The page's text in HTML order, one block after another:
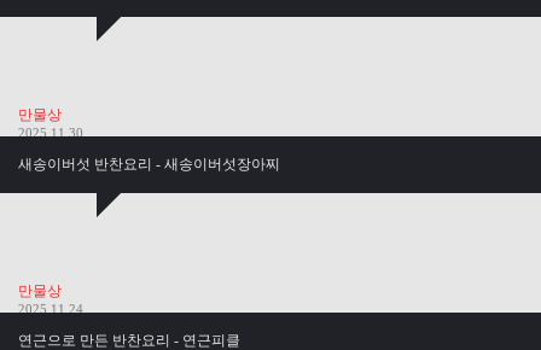
만물상
2025.11.30
새송이버섯 반찬요리 - 새송이버섯장아찌
만물상
2025.11.24
연근으로 만든 반찬요리 - 연근피클